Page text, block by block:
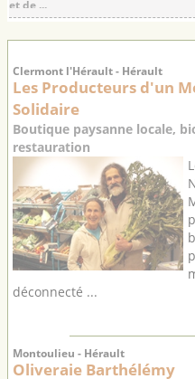
et de ...
Clermont l'Hérault - Hérault
Les Producteurs d'un
Solidaire
Boutique paysanne locale,
restauration
déconnecté ...
Montoulieu - Hérault
Oliveraie Barthélémy